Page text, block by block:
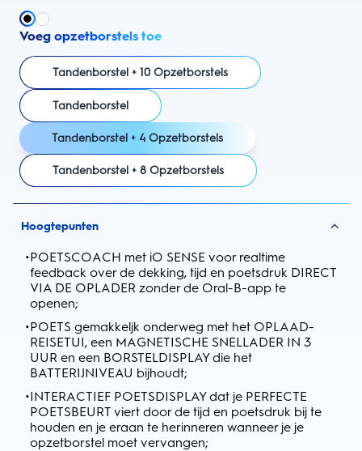
Voeg opzetborstels toe
Tandenborstel + 10 Opzetborstels
Tandenborstel
Tandenborstel + 4 Opzetborstels
Tandenborstel + 8 Opzetborstels
Hoogtepunten
•POETSCOACH met iO SENSE voor realtime
feedback over de dekking, tijd en poetsdruk DIRECT
VIA DE OPLADER zonder de Oral-B-app te
openen;
•POETS gemakkeljk onderweg met het OPLAAD-
REISETUI, een MAGNETISCHE SNELLADER IN 3
UUR en een BORSTELDISPLAY die het
BATTERIJNIVEAU bijhoudt;
•INTERACTIEF POETSDISPLAY dat je PERFECTE
POETSBEURT viert door de tijd en poetsdruk bij te
houden en je eraan te herinneren wanneer je je
opzetborstel moet vervangen;